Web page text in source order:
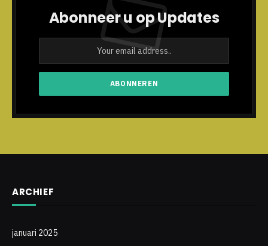
Abonneer u op Updates
ARCHIEF
januari 2025